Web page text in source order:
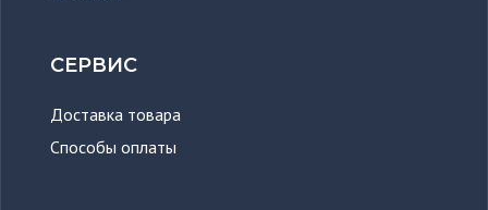
СЕРВИС
Доставка товара
Способы оплаты